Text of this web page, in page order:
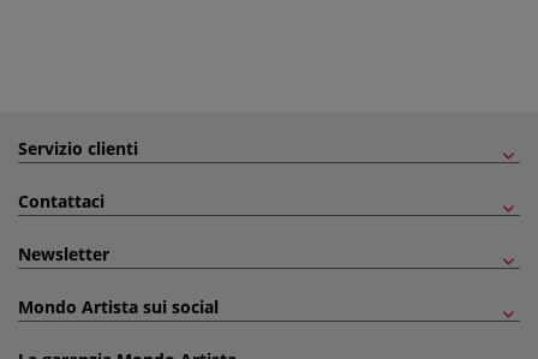
Servizio clienti
Contattaci
Newsletter
Mondo Artista sui social